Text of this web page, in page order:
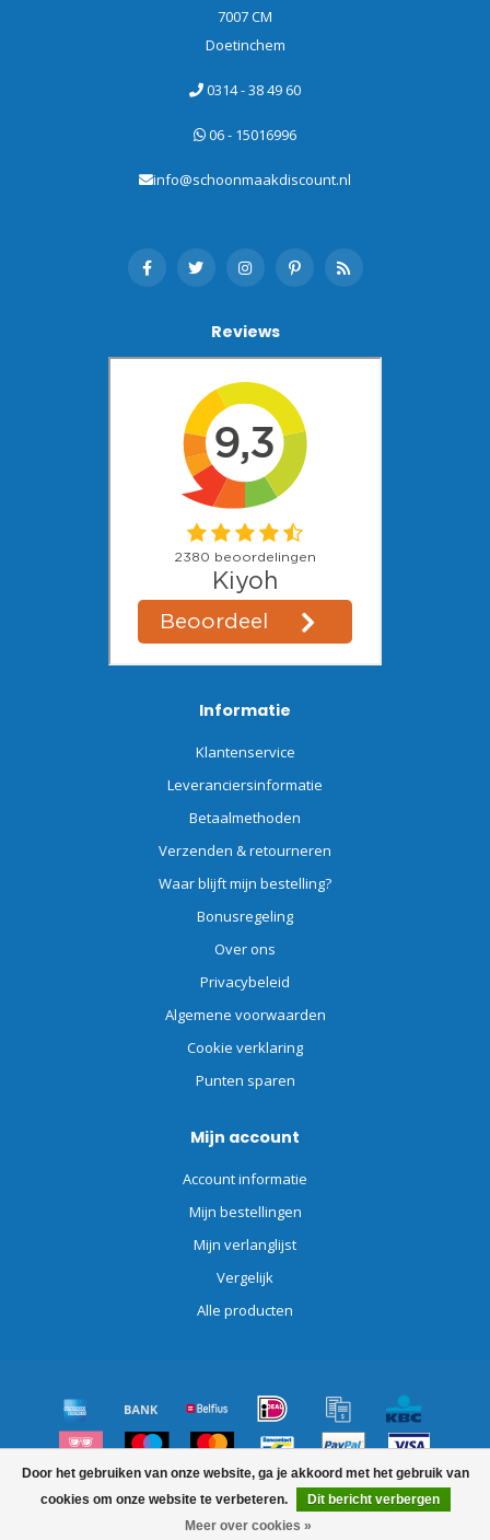
Door het gebruiken van onze website, ga je akkoord met het gebruik van
cookies om onze website te verbeteren.
Dit bericht verbergen
Meer over cookies »
7007 CM
Doetinchem
0314 - 38 49 60
06 - 15016996
info@schoonmaakdiscount.nl
Reviews
Informatie
Klantenservice
Leveranciersinformatie
Betaalmethoden
Verzenden & retourneren
Waar blijft mijn bestelling?
Bonusregeling
Over ons
Privacybeleid
Algemene voorwaarden
Cookie verklaring
Punten sparen
Mijn account
Account informatie
Mijn bestellingen
Mijn verlanglijst
Vergelijk
Alle producten
© Copyright 2026 Schoonmaakdiscount.nl